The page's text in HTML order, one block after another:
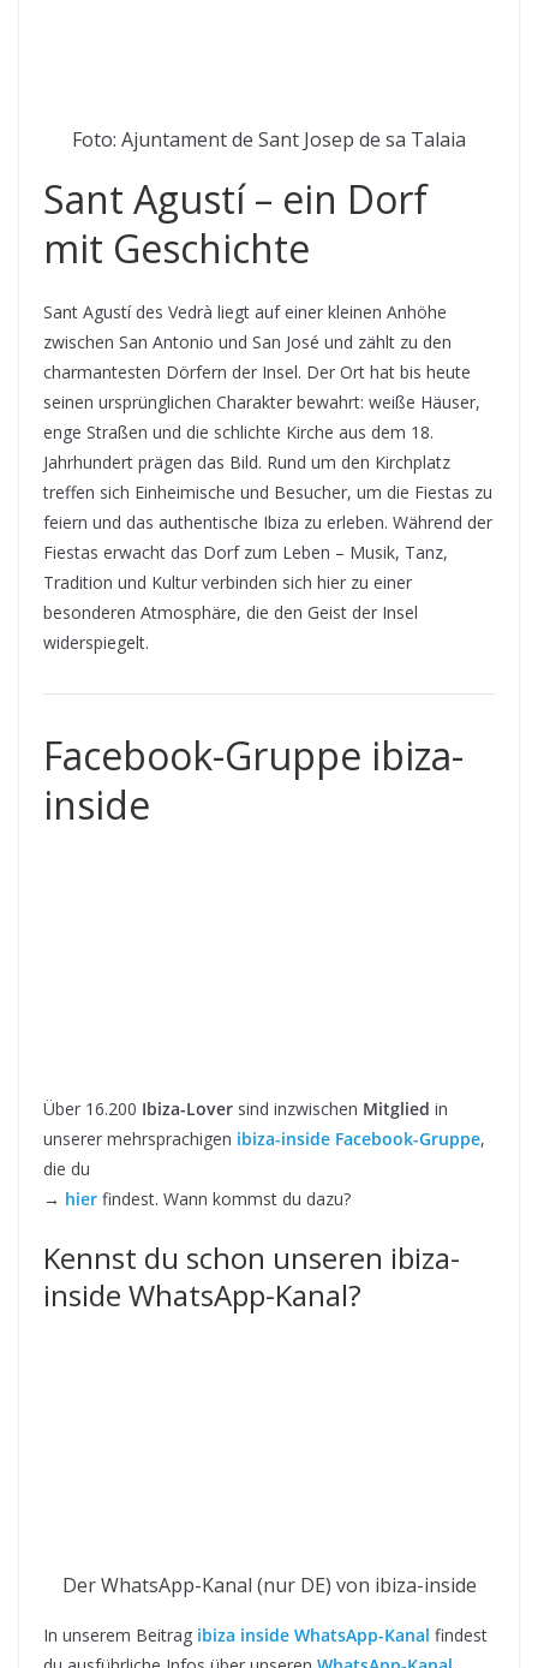
Foto: Ajuntament de Sant Josep de sa Talaia
Sant Agustí – ein Dorf
mit Geschichte
Sant Agustí des Vedrà liegt auf einer kleinen Anhöhe
zwischen San Antonio und San José und zählt zu den
charmantesten Dörfern der Insel. Der Ort hat bis heute
seinen ursprünglichen Charakter bewahrt: weiße Häuser,
enge Straßen und die schlichte Kirche aus dem 18.
Jahrhundert prägen das Bild. Rund um den Kirchplatz
treffen sich Einheimische und Besucher, um die Fiestas zu
feiern und das authentische Ibiza zu erleben. Während der
Fiestas erwacht das Dorf zum Leben – Musik, Tanz,
Tradition und Kultur verbinden sich hier zu einer
besonderen Atmosphäre, die den Geist der Insel
widerspiegelt.
Facebook-Gruppe ibiza-
inside
Über 16.200 Ibiza-Lover sind inzwischen Mitglied in
unserer mehrsprachigen ibiza-inside Facebook-Gruppe,
die du
→ hier findest. Wann kommst du dazu?
Kennst du schon unseren ibiza-
inside WhatsApp-Kanal?
Der WhatsApp-Kanal (nur DE) von ibiza-inside
In unserem Beitrag ibiza inside WhatsApp-Kanal findest